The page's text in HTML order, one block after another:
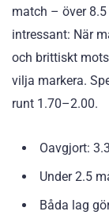
match – över
intressant: När
och brittiskt
vilja markera.
runt 1.70–2.00.
Oavgjort:
Under 2.5
Båda lag